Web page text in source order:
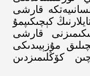
قارشى
كېچىكىپمۇ
قارشى
مۇزېيىدىكى
كۆڭلىمىزدىن